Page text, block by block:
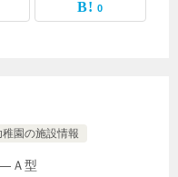
0
園の施設情報
Ａ型